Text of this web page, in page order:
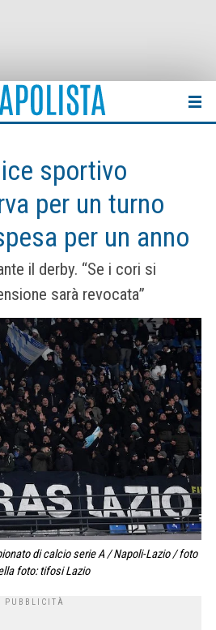
sportivo
per un turno
per un anno
il derby. “Se i cori si
sarà revocata”
di calcio serie A / Napoli-Lazio / foto
foto: tifosi Lazio